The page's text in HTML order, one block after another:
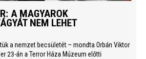
A MAGYAROK
NEM LEHET
a nemzet becsületét – mondta Orbán Viktor
23-án a Terror Háza Múzeum előtti